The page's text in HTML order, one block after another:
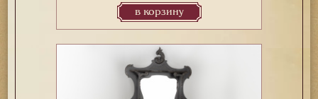
в корзину